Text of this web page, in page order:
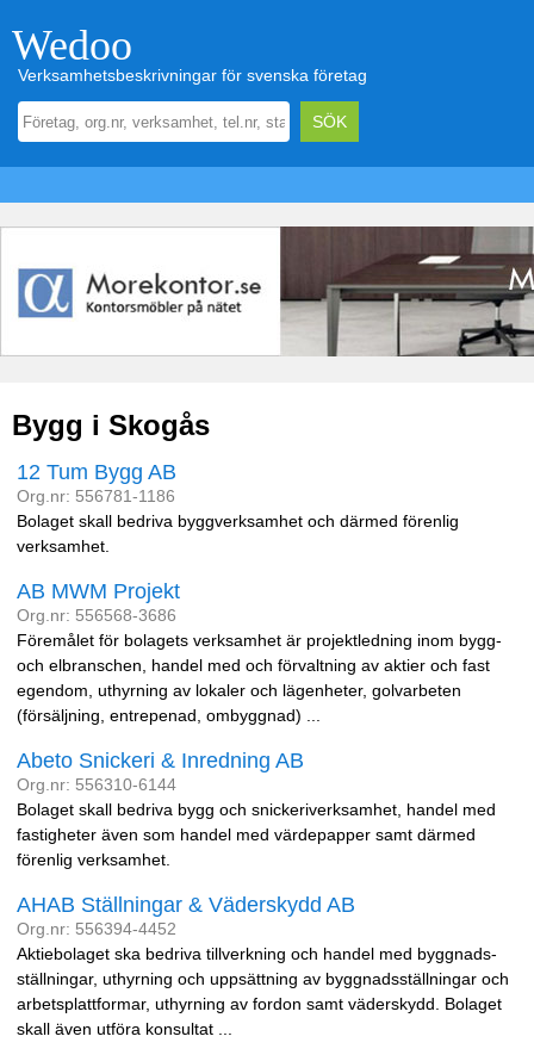
Wedoo
Verksamhetsbeskrivningar för svenska företag
Bygg i Skogås
12 Tum Bygg AB
Org.nr: 556781-1186
Bolaget skall bedriva byggverksamhet och därmed förenlig
verksamhet.
AB MWM Projekt
Org.nr: 556568-3686
Föremålet för bolagets verksamhet är projektledning inom bygg-
och elbranschen, handel med och förvaltning av aktier och fast
egendom, uthyrning av lokaler och lägenheter, golvarbeten
(försäljning, entrepenad, ombyggnad) ...
Abeto Snickeri & Inredning AB
Org.nr: 556310-6144
Bolaget skall bedriva bygg och snickeriverksamhet, handel med
fastigheter även som handel med värdepapper samt därmed
förenlig verksamhet.
AHAB Ställningar & Väderskydd AB
Org.nr: 556394-4452
Aktiebolaget ska bedriva tillverkning och handel med byggnads-
ställningar, uthyrning och uppsättning av byggnadsställningar och
arbetsplattformar, uthyrning av fordon samt väderskydd. Bolaget
skall även utföra konsultat ...